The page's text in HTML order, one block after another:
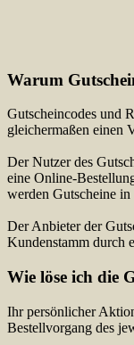
Warum
Gutscheincodes und
gleichermaßen einen
Der Nutzer des
eine Online-
werden Gutscheine
Der Anbieter der
Kundenstamm durch
Wie löse ich die
Ihr persönlicher
Bestellvorgang des